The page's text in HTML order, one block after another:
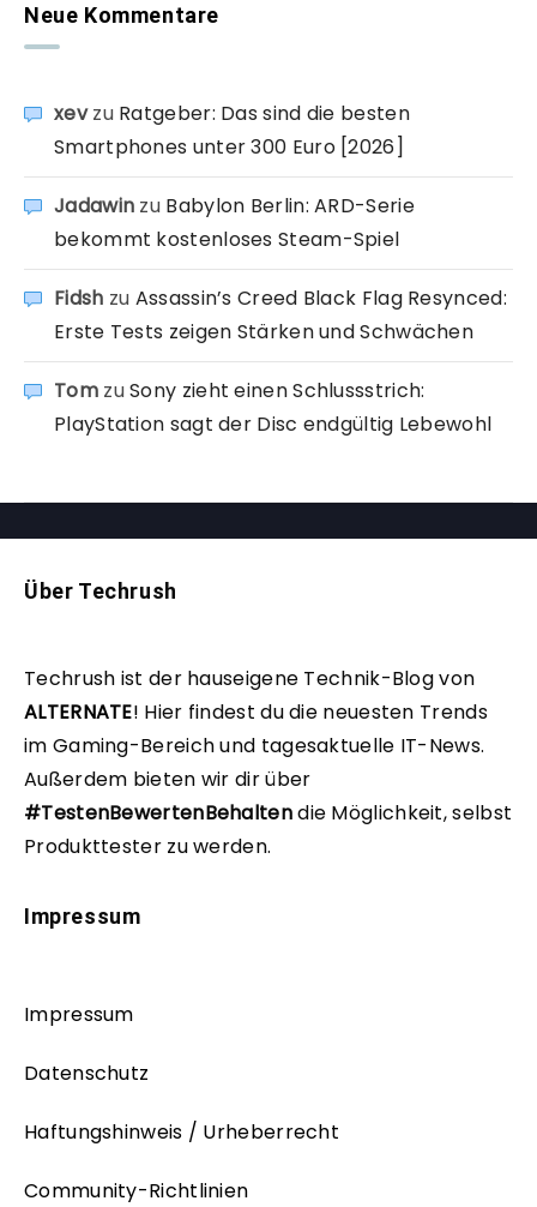
Neue Kommentare
xevzu Ratgeber: Das sind die besten
Smartphones unter 300 Euro [2026]
Jadawin zu Babylon Berlin: ARD-Serie
bekommt kostenloses Steam-Spiel
Fidsh zu Assassin’s Creed Black Flag Resynced:
Erste Tests zeigen Stärken und Schwächen
TomzuSony zieht einen Schlussstrich:
PlayStation sagt der Disc endgültig Lebewohl
Über Techrush
Techrush ist der hauseigene Technik-Blog von
ALTERNATE! Hier findest du die neuesten Trends
im Gaming-Bereich und tagesaktuelle IT-News.
Außerdem bieten wir dir über
#TestenBewertenBehaltendie Möglichkeit, selbst
Produkttester zu werden.
Impressum
Impressum
Datenschutz
Haftungshinweis / Urheberrecht
Community-Richtlinien